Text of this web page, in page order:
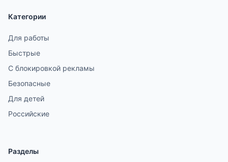
Категории
Для работы
Быстрые
С блокировкой рекламы
Безопасные
Для детей
Российские
Разделы